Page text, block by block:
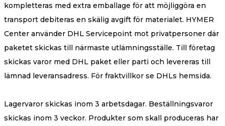
kompletteras med extra emballage för att möjliggöra en
transport debiteras en skälig avgift för materialet. HYMER
Center använder DHL Servicepoint mot privatpersoner där
paketet skickas till närmaste utlämningsställe. Till företag
skickas varor med DHL paket eller parti och levereras till
lämnad leveransadress. För fraktvillkor se DHLs hemsida.
Lagervaror skickas inom 3 arbetsdagar. Beställningsvaror
skickas inom 3 veckor. Produkter som skall produceras har